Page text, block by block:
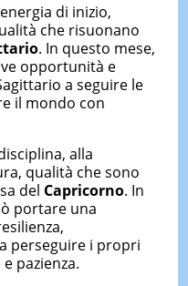
di inizio,
che risuonano
. In questo mese,
opportunità e
a seguire le
il mondo con
alla
qualità che sono
del Capricorno. In
portare una
perseguire i propri
pazienza.